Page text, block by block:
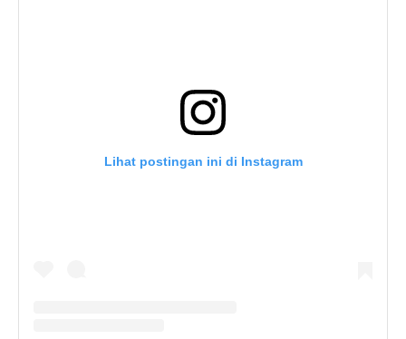
Lihat postingan ini di Instagram